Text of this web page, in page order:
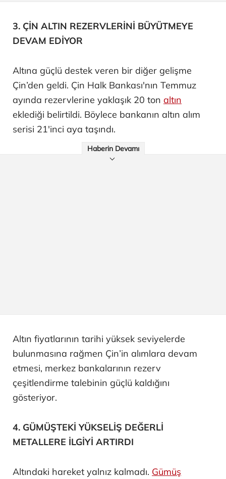
3. ÇİN ALTIN REZERVLERİNİ BÜYÜTMEYE
DEVAM EDİYOR
Altına güçlü destek veren bir diğer gelişme
Çin’den geldi. Çin Halk Bankası'nın Temmuz
ayında rezervlerine yaklaşık 20 ton altın
eklediği belirtildi. Böylece bankanın altın alım
serisi 21'inci aya taşındı.
Haberin Devamı
Altın fiyatlarının tarihi yüksek seviyelerde
bulunmasına rağmen Çin’in alımlara devam
etmesi, merkez bankalarının rezerv
çeşitlendirme talebinin güçlü kaldığını
gösteriyor.
4. GÜMÜŞTEKİ YÜKSELİŞ DEĞERLİ
METALLERE İLGİYİ ARTIRDI
Altındaki hareket yalnız kalmadı. Gümüş